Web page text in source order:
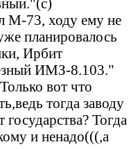
М-73, ходу ему не
планировалось
Ирбит
ИМЗ-8.103."
вот что
тогда заводу
Тогда
и ненадо(((,а